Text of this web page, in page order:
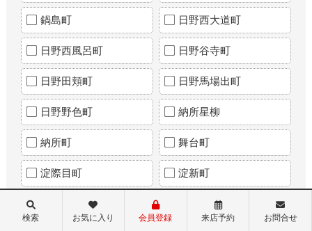
鍋島町 日野西大道町
日野西風呂町 日野谷寺町
日野田頬町 日野馬場出町
日野野色町 納所星柳
納所町 舞台町
淀際目町 淀新町
淀樋爪町
検索 お気に入り 会員登録 来店予約 お問合せ